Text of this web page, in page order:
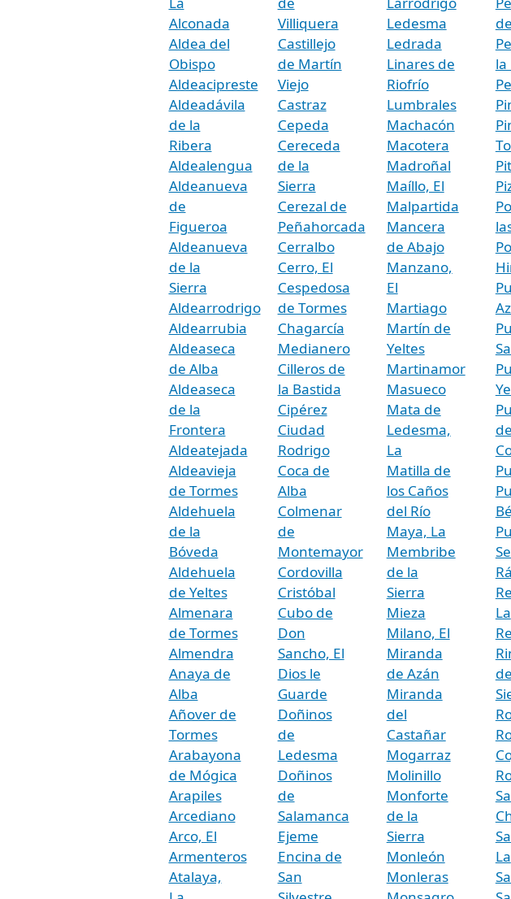
Alconada
Aldea del
Obispo
Aldeacipreste
Aldeadávila
de la
Ribera
Aldealengua
Aldeanueva
de
Figueroa
Aldeanueva
de la
Sierra
Aldearrodrigo
Aldearrubia
Aldeaseca
de Alba
Aldeaseca
de la
Frontera
Aldeatejada
Aldeavieja
de Tormes
Aldehuela
de la
Bóveda
Aldehuela
de Yeltes
Almenara
de Tormes
Almendra
Anaya de
Alba
Añover de
Tormes
Arabayona
de Mógica
Arapiles
Arcediano
Arco, El
Armenteros
Atalaya,
Villiquera
Castillejo
de Martín
Viejo
Castraz
Cepeda
Cereceda
de la
Sierra
Cerezal de
Peñahorcada
Cerralbo
Cerro, El
Cespedosa
de Tormes
Chagarcía
Medianero
Cilleros de
la Bastida
Cipérez
Ciudad
Rodrigo
Coca de
Alba
Colmenar
de
Montemayor
Cordovilla
Cristóbal
Cubo de
Don
Sancho, El
Dios le
Guarde
Doñinos
de
Ledesma
Doñinos
de
Salamanca
Ejeme
Encina de
San
Ledesma
Ledrada
Linares de
Riofrío
Lumbrales
Machacón
Macotera
Madroñal
Maíllo, El
Malpartida
Mancera
de Abajo
Manzano,
El
Martiago
Martín de
Yeltes
Martinamor
Masueco
Mata de
Ledesma,
La
Matilla de
los Caños
del Río
Maya, La
Membribe
de la
Sierra
Mieza
Milano, El
Miranda
de Azán
Miranda
del
Castañar
Mogarraz
Molinillo
Monforte
de la
Sierra
Monleón
Monleras
la
La
La